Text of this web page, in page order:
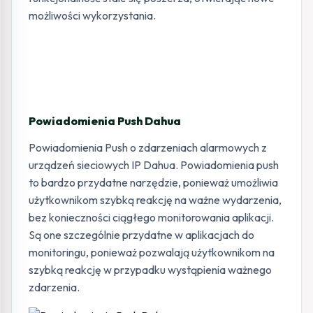
możliwości wykorzystania.
Powiadomienia Push Dahua
Powiadomienia Push o zdarzeniach alarmowych z
urządzeń sieciowych IP Dahua. Powiadomienia push
to bardzo przydatne narzędzie, ponieważ umożliwia
użytkownikom szybką reakcję na ważne wydarzenia,
bez konieczności ciągłego monitorowania aplikacji.
Są one szczególnie przydatne w aplikacjach do
monitoringu, ponieważ pozwalają użytkownikom na
szybką reakcję w przypadku wystąpienia ważnego
zdarzenia.